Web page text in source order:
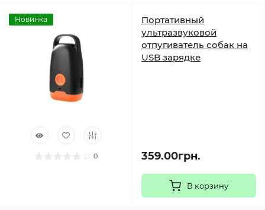
Новинка
0
Портативный
ультразвуковой
отпугиватель собак на
USB зарядке
359.00грн.
В корзину